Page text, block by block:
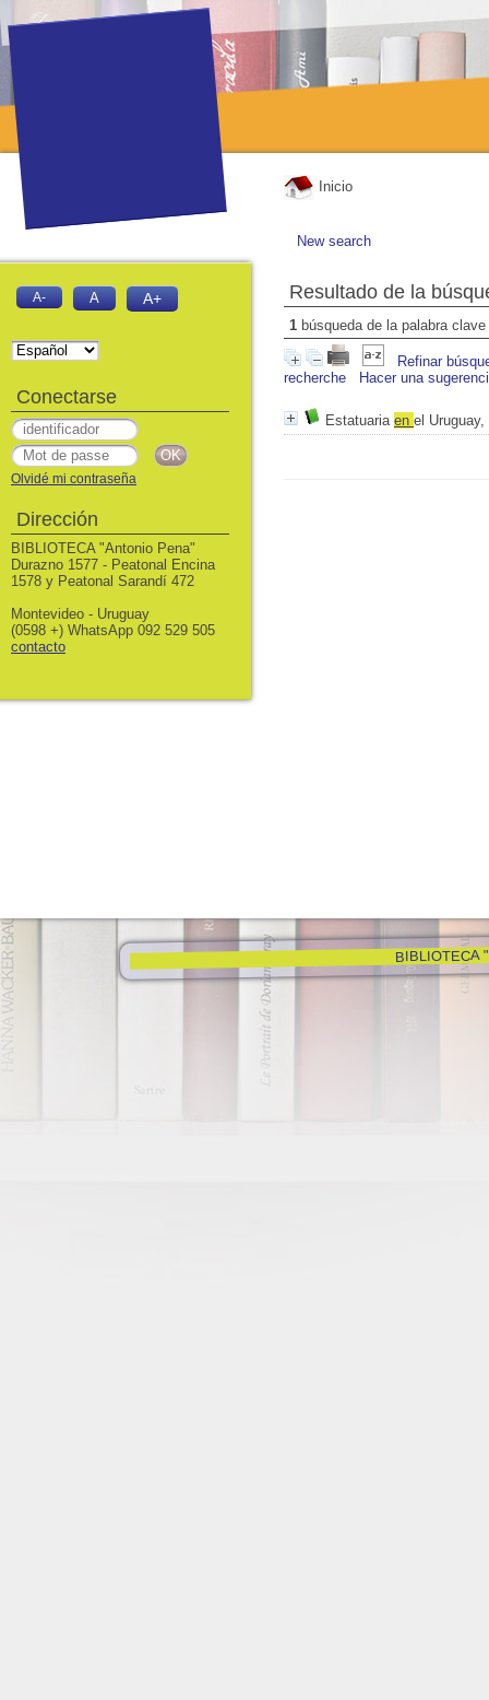
Inicio
New search
Resultado de la
1 búsqueda de la palabra clave
Refinar
recherche
Hacer una
Estatuaria en el
BIBLIOTECA
A- A A+
Conectarse
Olvidé mi contraseña
Dirección
BIBLIOTECA "Antonio Pena"
Durazno 1577 - Peatonal Encina
1578 y Peatonal Sarandí 472
Montevideo - Uruguay
(0598 +) WhatsApp 092 529 505
contacto